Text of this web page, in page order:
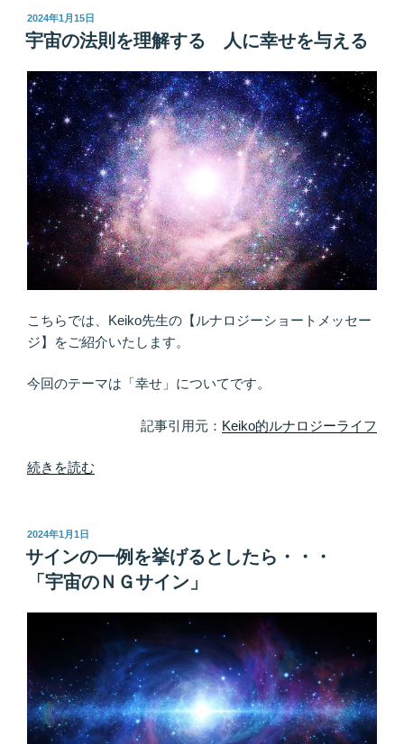
が
与
ら
れ
る”
の
ツ
ー
ー
に
な
る
コ
ツ
宇
宙
を
し
て、
い
を
る”
の
投
稿
日:
2024年1月15日
宇宙の法則を理解する 人に幸せを与える
こちらでは、Keiko先生の【ルナロジーショートメッセー
ジ】をご紹介いたします。
今回のテーマは「幸せ」についてです。
記事引用元： Keiko的ルナロジーライフ
“宇
法
則
を
解
人
に
幸
続きを読む
投
稿
日:
2024年1月1日
サインの一例を挙げるとしたら・・・
「宇宙のＮＧサイン」